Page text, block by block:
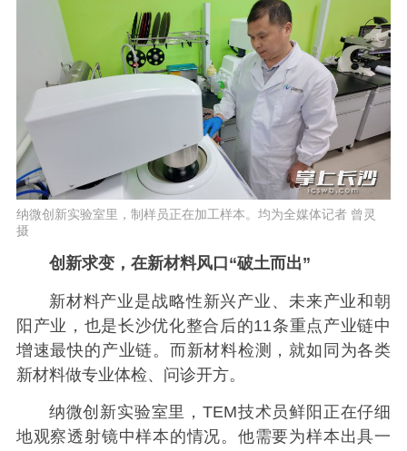
纳微创新实验室里，制样员正在加工样本。均为全媒体记者 曾灵
摄
创新求变，在新材料风口“破土而出”
新材料产业是战略性新兴产业、未来产业和朝
阳产业，也是长沙优化整合后的11条重点产业链中
增速最快的产业链。而新材料检测，就如同为各类
新材料做专业体检、问诊开方。
纳微创新实验室里，TEM技术员鲜阳正在仔细
地观察透射镜中样本的情况。他需要为样本出具一